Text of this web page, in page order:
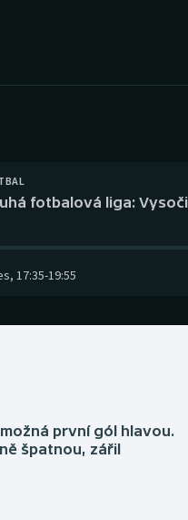
fotbalová liga:
, 17:35-19:55
první gól hlavou.
špatnou, zářil